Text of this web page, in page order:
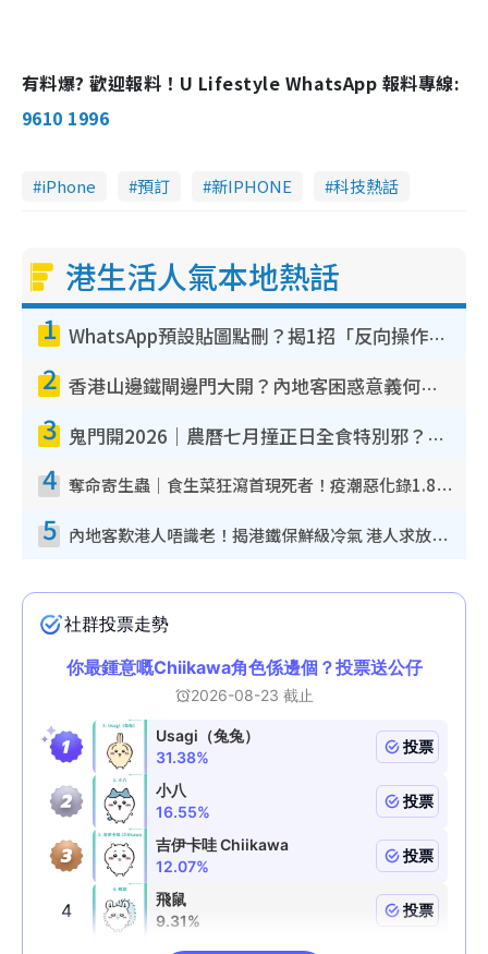
有料爆? 歡迎報料！U Lifestyle WhatsApp 報料專線:
9610 1996
iPhone 預訂 新IPHONE 科技熱話
港生活人氣本地熱話
1 WhatsApp預設貼圖點刪？揭1招「反向操作」還原簡潔介面 附3步實測教學
2 香港山邊鐵閘邊門大開？內地客困惑意義何在！網民神回覆：呢種叫法理性防禦
3 鬼門開2026｜農曆七月撞正日全食特別邪？專家警告切忌做一事！揭4大禁忌+2招保平安
4 奪命寄生蟲｜食生菜狂瀉首現死者！疫潮惡化錄1.8萬宗病例 揭洗菜3大謬誤
5 內地客歎港人唔識老！揭港鐵保鮮級冷氣 港人求放過：咪投訴